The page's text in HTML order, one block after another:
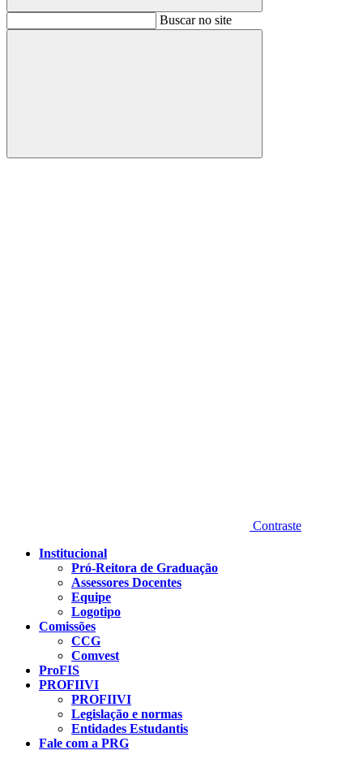
BuscarBuscar no site
Buscar
Contraste
Institucional
Pró-Reitora de Graduação
Assessores Docentes
Equipe
Logotipo
Comissões
CCG
Comvest
ProFIS
PROFIIVI
PROFIIVI
Legislação e normas
Entidades Estudantis
Fale com a PRG